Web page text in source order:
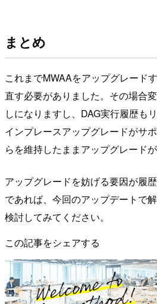
まとめ
これまでMWAAをアップグレード
直す必要がありました。その場合
しになりますし、DAG実行履歴も
インプレースアップグレードがサ
らを維持したままアップグレード
アップグレードを妨げる要因が履
であれば、今回のアップデートで
検討してみてください。
この記事をシェアする